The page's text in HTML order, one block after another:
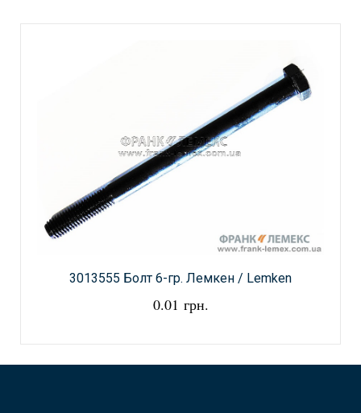
3013555 Болт 6-гр. Лемкен / Lemken
0.01 грн.